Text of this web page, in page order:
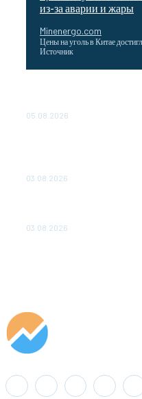
из-за аварии и жары
Minenergo.com
Цены на уголь в Китае
Источник
05.08.2026
03.08.2026
03.08.2026